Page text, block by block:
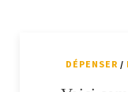
DÉPENSER /